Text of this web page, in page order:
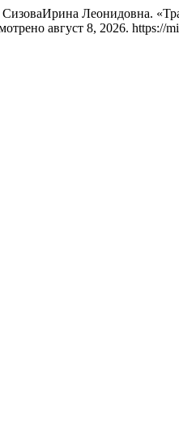
Леонидовна.
август 8, 2026. https://